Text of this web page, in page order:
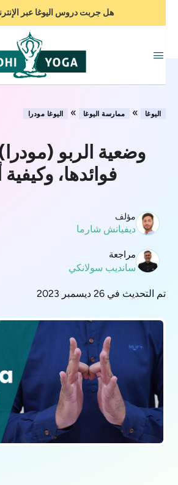
هل جربت دروس اليوغا عبر
اليوغا » ممارسة اليوغا » اليوغا مودرا
وضعية الربو
فوائدها، وكيفية
مؤلف
ديفيانش شارما
مراجعة
سانديب سولانكي
تم التحديث في 26 ديسمبر 2023